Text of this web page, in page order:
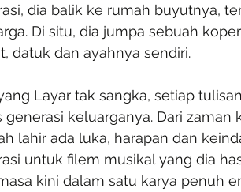
dia balik ke rumah buyutnya,
Di situ, dia jumpa sebuah
datuk dan ayahnya sendiri.
Layar tak sangka, setiap
generasi keluarganya. Dari
lahir ada luka, harapan dan
untuk filem musikal yang dia
kini dalam satu karya penuh